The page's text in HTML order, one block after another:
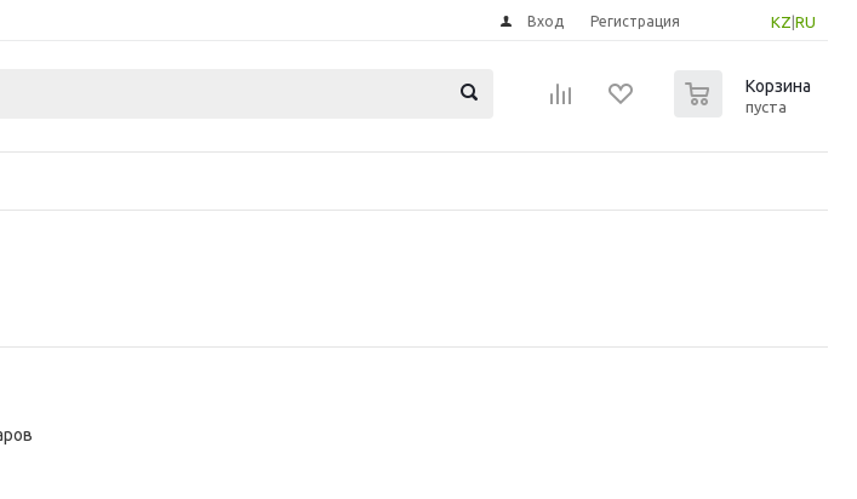
KZ RU
Вход Регистрация
Корзина
пуста